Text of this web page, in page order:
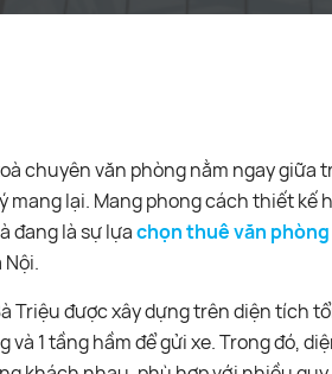
chuyên văn phòng nằm ngay
mang lại. Mang phong cách thiết kế
đang là sự lựachọn thuê văn phòng
Triệu được xây dựng trên diện tích
và 1 tầng hầm để gửi xe. Trong đó,